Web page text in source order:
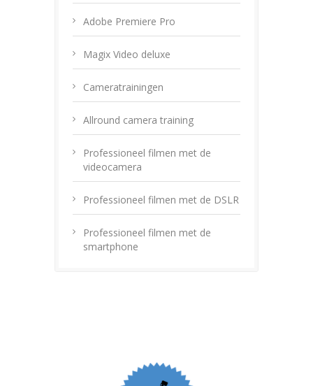
Adobe Premiere Pro
Magix Video deluxe
Cameratrainingen
Allround camera training
Professioneel filmen met de
videocamera
Professioneel filmen met de DSLR
Professioneel filmen met de
smartphone